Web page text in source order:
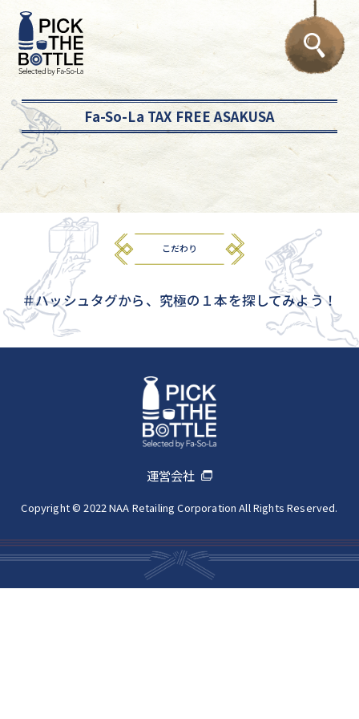
Fa-So-La TAX FREE ASAKUSA
こだわり
＃ハッシュタグから、究極の１本を探してみよう！
運営会社
Copyright © 2022 NAA Retailing Corporation All Rights Reserved.